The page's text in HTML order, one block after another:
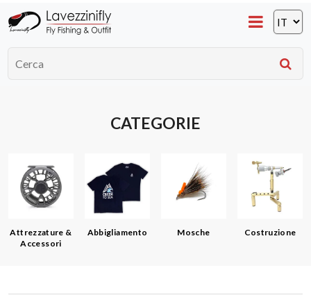
CATEGORIE
Attrezzature &
Accessori
Abbigliamento Mosche Costruzione